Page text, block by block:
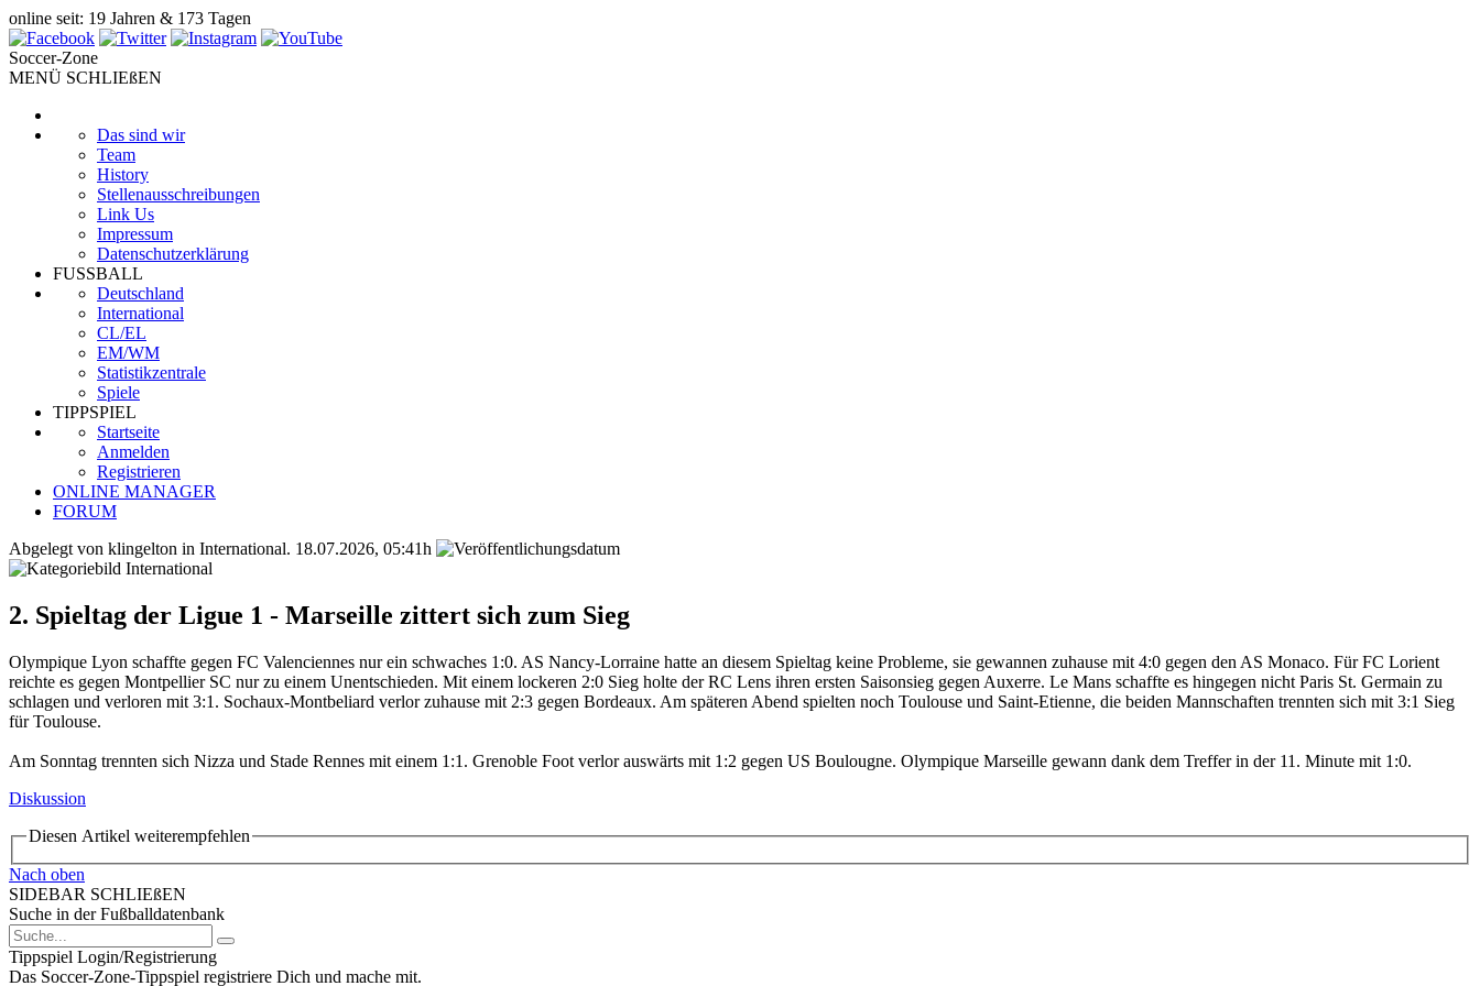
online seit: 19 Jahren & 173 Tagen
Soccer-Zone
MENÜ SCHLIEßEN
Das sind wir
Team
History
Stellenausschreibungen
Link Us
Impressum
Datenschutzerklärung
FUSSBALL
Deutschland
International
CL/EL
EM/WM
Statistikzentrale
Spiele
TIPPSPIEL
Startseite
Anmelden
Registrieren
ONLINE MANAGER
FORUM
Abgelegt von klingelton in International. 18.07.2026, 05:41h
2. Spieltag der Ligue 1 - Marseille zittert sich zum Sieg
Olympique Lyon schaffte gegen FC Valenciennes nur ein schwaches 1:0. AS Nancy-Lorraine hatte an diesem Spieltag keine Probleme, sie gewannen zuhause mit 4:0 gegen den AS Monaco. Für FC Lorient
reichte es gegen Montpellier SC nur zu einem Unentschieden. Mit einem lockeren 2:0 Sieg holte der RC Lens ihren ersten Saisonsieg gegen Auxerre. Le Mans schaffte es hingegen nicht Paris St. Germain zu
schlagen und verloren mit 3:1. Sochaux-Montbeliard verlor zuhause mit 2:3 gegen Bordeaux. Am späteren Abend spielten noch Toulouse und Saint-Etienne, die beiden Mannschaften trennten sich mit 3:1 Sieg
für Toulouse.
Am Sonntag trennten sich Nizza und Stade Rennes mit einem 1:1. Grenoble Foot verlor auswärts mit 1:2 gegen US Boulougne. Olympique Marseille gewann dank dem Treffer in der 11. Minute mit 1:0.
Diskussion
Diesen Artikel weiterempfehlen
Nach oben
SIDEBAR SCHLIEßEN
Suche in der Fußballdatenbank
Tippspiel Login/Registrierung
Das Soccer-Zone-Tippspiel registriere Dich und mache mit.